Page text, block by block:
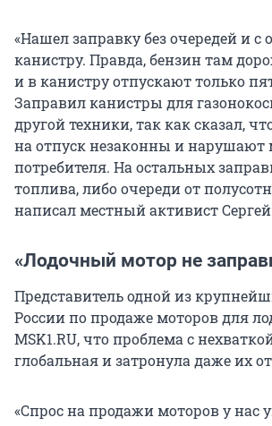
«Нашел заправку без очередей и с
канистру. Правда, бензин там
и в канистру отпускают только
Заправил канистры для
другой техники, так как сказал,
на отпуск незаконны и нарушают
потребителя. На остальных
топлива, либо очереди от
написал местный активист
«Лодочный мотор не
Представитель одной из
России по продаже моторов для
MSK1.RU, что проблема с
глобальная и затронула даже их
«Спрос на продажи моторов у нас